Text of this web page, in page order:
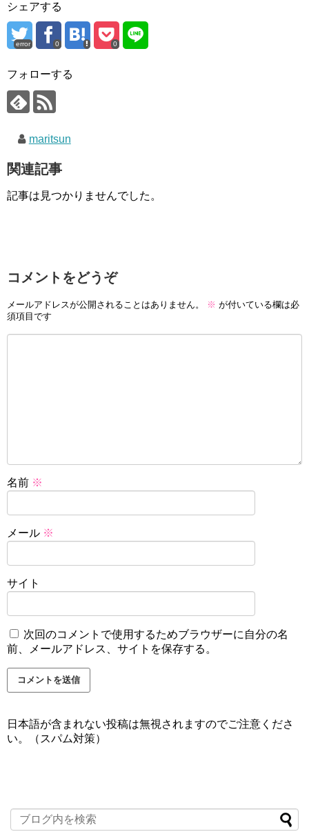
シェアする
error 0 0
フォローする
maritsun
関連記事
記事は見つかりませんでした。
コメントをどうぞ
メールアドレスが公開されることはありません。 ※ が付いている欄は必
須項目です
名前 ※
メール ※
サイト
次回のコメントで使用するためブラウザーに自分の名
前、メールアドレス、サイトを保存する。
日本語が含まれない投稿は無視されますのでご注意くださ
い。（スパム対策）